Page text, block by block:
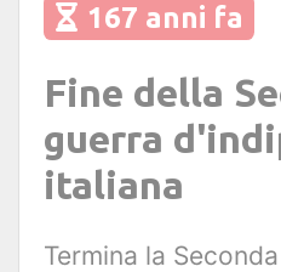
167 anni fa
Fine della
guerra
italiana
Termina la